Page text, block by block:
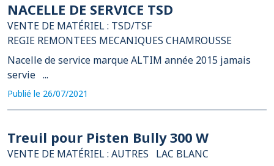
NACELLE DE SERVICE TSD
VENTE DE MATÉRIEL : TSD/TSF
REGIE REMONTEES MECANIQUES CHAMROUSSE
Nacelle de service marque ALTIM année 2015 jamais
servie ...
Publié le 26/07/2021
Treuil pour Pisten Bully 300 W
VENTE DE MATÉRIEL : AUTRES
LAC BLANC